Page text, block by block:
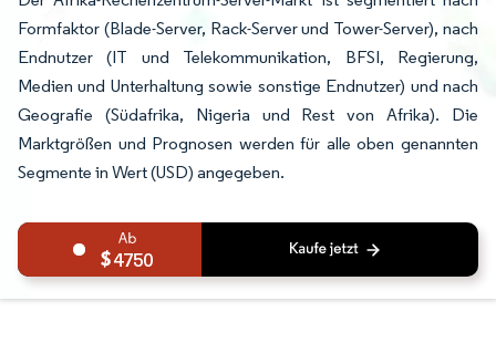
Formfaktor (Blade-Server, Rack-Server und Tower-Server), nach
Endnutzer (IT und Telekommunikation, BFSI, Regierung,
Medien und Unterhaltung sowie sonstige Endnutzer) und nach
Geografie (Südafrika, Nigeria und Rest von Afrika). Die
Marktgrößen und Prognosen werden für alle oben genannten
Segmente in Wert (USD) angegeben.
4750